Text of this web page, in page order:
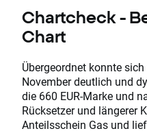
Chartcheck -
Chart
Übergeordnet konnte
November deutlich und
die 660 EUR-Marke und
Rücksetzer und längerer
Anteilsschein Gas und